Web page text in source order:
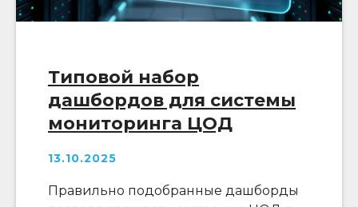
Типовой набор
дашбордов для системы
мониторинга ЦОД
13.10.2025
Правильно подобранные дашборды